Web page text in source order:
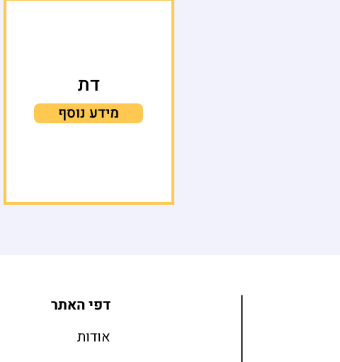
דת
מידע נוסף
דפי האתר
אודות